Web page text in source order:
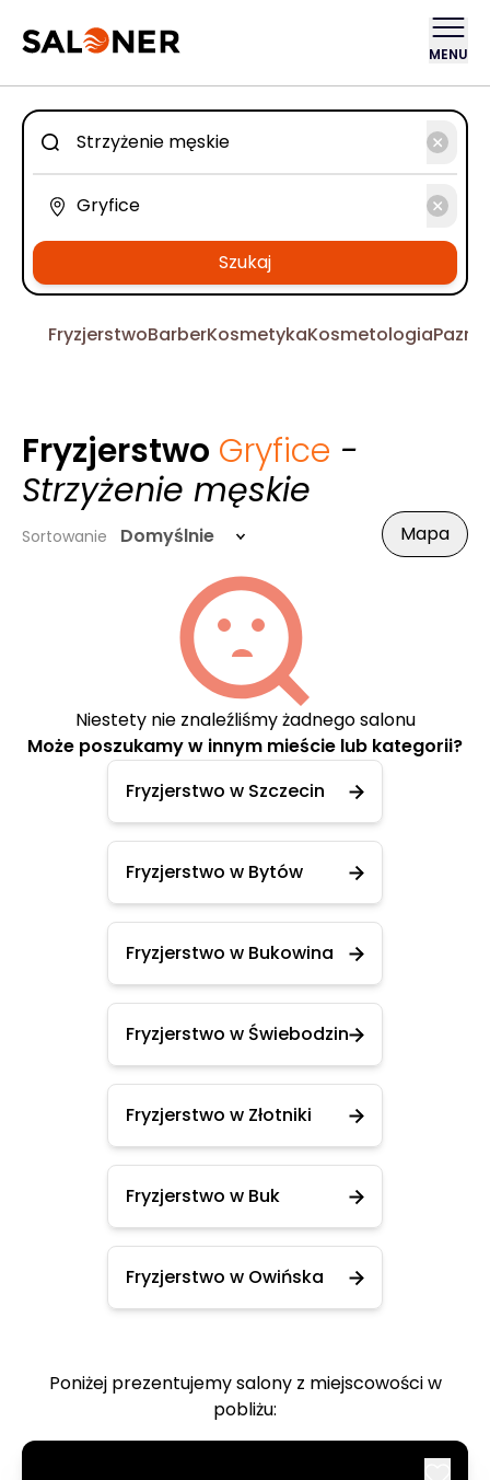
MENU
Szukaj
FryzjerstwoBarberKosmetykaKosmetologia
Fryzjerstwo Gryfice -
Strzyżenie męskie
Sortowanie Domyślnie Mapa
Niestety nie znaleźliśmy żadnego salonu
Może poszukamy w innym mieście lub kategorii?
Fryzjerstwo w Szczecin
Fryzjerstwo w Bytów
Fryzjerstwo w Bukowina
Fryzjerstwo w Świebodzin
Fryzjerstwo w Złotniki
Fryzjerstwo w Buk
Fryzjerstwo w Owińska
Poniżej prezentujemy salony z miejscowości w
pobliżu: